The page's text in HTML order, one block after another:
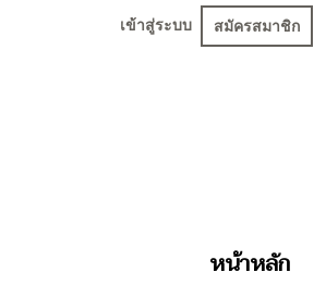
เข้าสู่ระบบ สมัครสมาชิก
หน้าหลัก